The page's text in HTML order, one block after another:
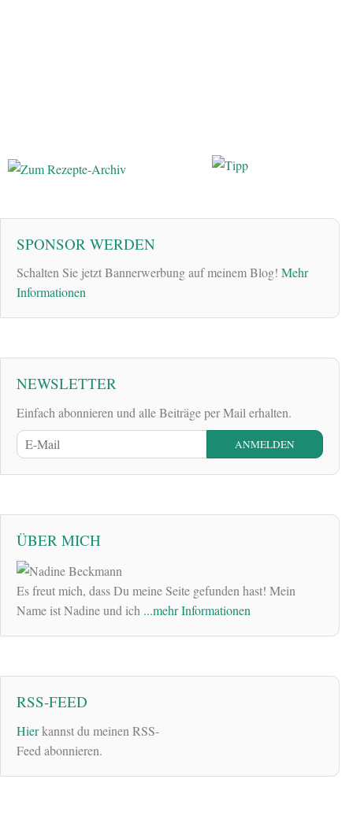
SPONSOR WERDEN
Schalten Sie jetzt Bannerwerbung auf meinem Blog! Mehr
Informationen
NEWSLETTER
Einfach abonnieren und alle Beiträge per Mail erhalten.
ÜBER MICH
Es freut mich, dass Du meine Seite gefunden hast! Mein
Name ist Nadine und ich ...mehr Informationen
RSS-FEED
Hierkannst du meinen RSS-
Feed abonnieren.